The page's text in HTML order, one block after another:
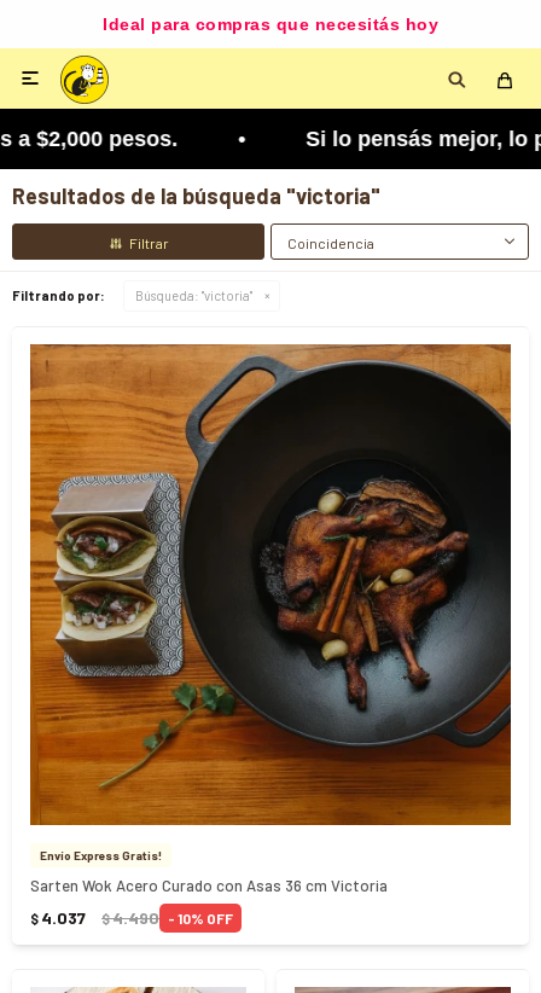
Ideal para compras que necesitás hoy

pesos. • Si lo pensás mejor, lo podés
Resultados de la búsqueda "victoria"
Coincidencia
Filtrando por: Búsqueda: "victoria"
Envío Express Gratis!
Sarten Wok Acero Curado con Asas 36 cm Victoria
$ 4.037 $4.490 10